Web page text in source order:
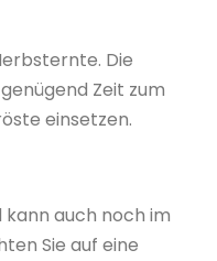
Die
Zeit zum
einsetzen.
auch noch im
Sie auf eine